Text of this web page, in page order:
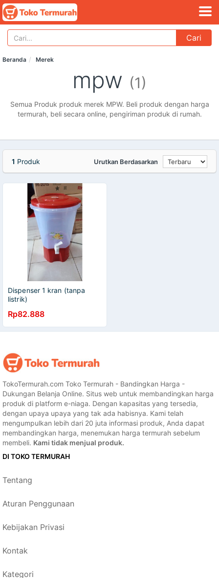
Cari
Beranda Merek
mpw (1)
Semua Produk produk merek MPW. Beli produk dengan harga
termurah, beli secara online, pengiriman produk di rumah.
1 Produk Urutkan Berdasarkan
Dispenser 1 kran (tanpa
listrik)
Rp82.888
TokoTermurah.com Toko Termurah - Bandingkan Harga -
Dukungan Belanja Online. Situs web untuk membandingkan harga
produk di platform e-niaga. Dengan kapasitas yang tersedia,
dengan upaya upaya yang tak ada habisnya. Kami telah
mengumpulkan lebih dari 20 juta informasi produk, Anda dapat
membandingkan harga, menemukan harga termurah sebelum
membeli. Kami tidak menjual produk.
DI TOKO TERMURAH
Tentang
Aturan Penggunaan
Kebijakan Privasi
Kontak
Kategori